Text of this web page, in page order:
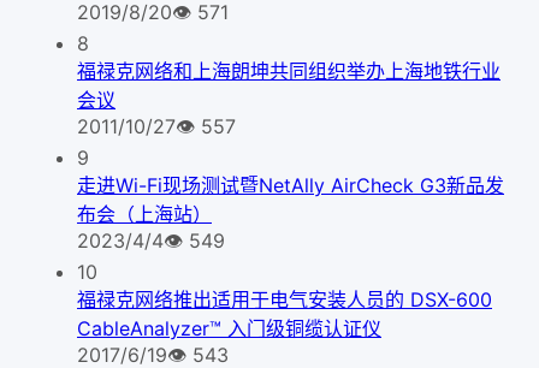
2019/8/20👁 571
8
福禄克网络和上海朗坤共同组织举办上海地铁行业
会议
2011/10/27👁 557
9
走进Wi-Fi现场测试暨NetAlly AirCheck G3新品发
布会（上海站）
2023/4/4👁 549
10
福禄克网络推出适用于电气安装人员的 DSX-600
CableAnalyzer™ 入门级铜缆认证仪
2017/6/19👁 543